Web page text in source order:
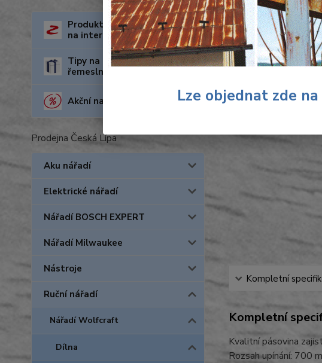
Produkty za nejnižší cenu
na internetu
Tipy na dárky pro kutily a
řemeslníky
Akční nabídka
Prodejna Česká Lípa
Aku nářadí
Elektrické nářadí
Nářadí BOSCH EXPERT
Nářadí Milwaukee
Nástroje
Ruční nářadí
Nářadí Wolfcraft
Dílna
Kompletní
Kompletní
Kvalitní pásovina
Rozsah upínání: 700
Lze objednat zde